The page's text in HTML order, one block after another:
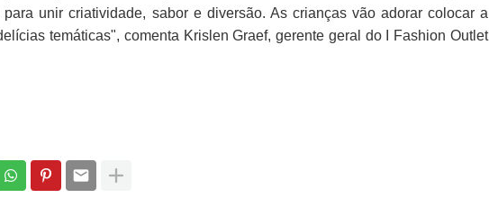
unir criatividade, sabor e diversão. As crianças vão adorar colocar a
temáticas", comenta Krislen Graef, gerente geral do I Fashion Outlet